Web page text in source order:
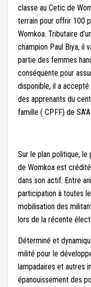
classe au Cetic de
terrain pour offrir 100
Womkoa. Tributaire
champion Paul Biya, il
partie des femmes
conséquente pour
disponible, il a
des apprenants du
famille ( CPFF) de
Sur le plan politique,
de Womkoa est
dans son actif. Entre
participation à toutes
mobilisation des
lors de la récente
Déterminé et
milité pour le
lampadaires et autres
épanouissement des